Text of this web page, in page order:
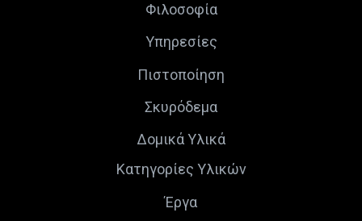
Φιλοσοφία
Υπηρεσίες
Πιστοποίηση
Σκυρόδεμα
Δομικά Υλικά
Κατηγορίες Υλικών
Έργα